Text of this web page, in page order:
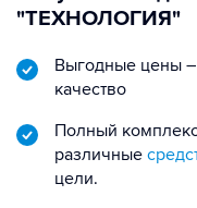
"ТЕХНОЛОГИЯ"
Выгодные цены
качество
Полный
различные
цели.